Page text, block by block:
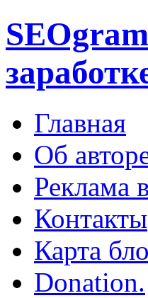
Главная
Об
Реклама
Контакты
Карта
Donation.